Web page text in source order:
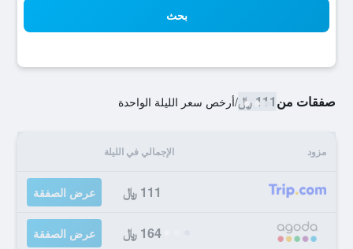
بحث
صفقات من111 ﷼ /أرخص سعر الليلة الواحدة
مزود الإجمالي في الليلة
111 ﷼ عرض الصفقة
164 ﷼ عرض الصفقة